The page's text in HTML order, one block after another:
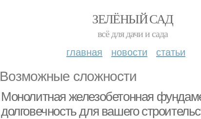
ЗЕЛЁНЫЙ САД
всё для дачи и сада
главная новости статьи
Возможные сложности
Монолитная железобетонная
долговечность для вашего